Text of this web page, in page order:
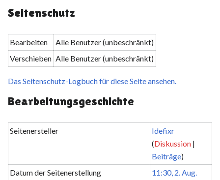
Seitenschutz
Bearbeiten
Alle Benutzer (unbeschränkt)
Verschieben Alle Benutzer (unbeschränkt)
Das Seitenschutz-Logbuch für diese Seite ansehen.
Bearbeitungsgeschichte
Seitenersteller
Idefixr
(Diskussion |
Beiträge)
Datum der Seitenerstellung
11:30, 2. Aug.